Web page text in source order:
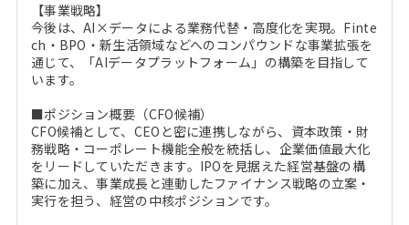
【事業戦略】
今後は、AI×データによる業務代替・高度化を実現。Finte
ch・BPO・新生活領域などへのコンパウンドな事業拡張を
通じて、「AIデータプラットフォーム」の構築を目指して
います。
■ポジション概要（CFO候補）
CFO候補として、CEOと密に連携しながら、資本政策・財
務戦略・コーポレート機能全般を統括し、企業価値最大化
をリードしていただきます。IPOを見据えた経営基盤の構
築に加え、事業成長と連動したファイナンス戦略の立案・
実行を担う、経営の中核ポジションです。